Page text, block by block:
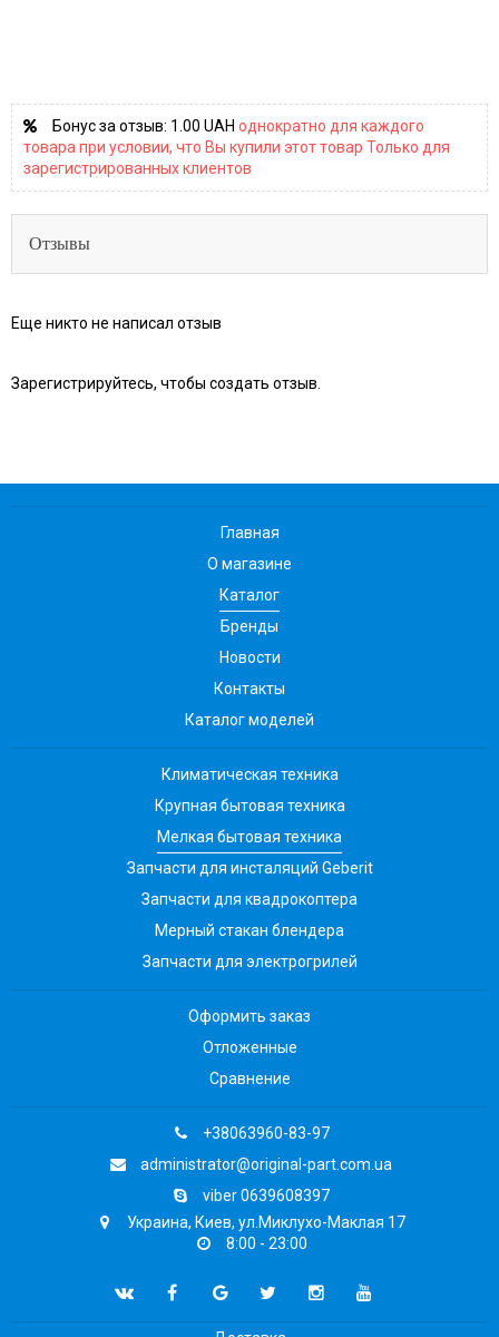
Бонус за отзыв: 1.00 UAH однократно для каждого
товара при условии, что Вы купили этот товар Только для
зарегистрированных клиентов
Отзывы
Еще никто не написал отзыв
Зарегистрируйтесь, чтобы создать отзыв.
Главная
О магазине
Каталог
Бренды
Новости
Контакты
Каталог моделей
Климатическая техника
Крупная бытовая техника
Мелкая бытовая техника
Запчасти для инсталяций Geberit
Запчасти для квадрокоптера
Мерный стакан блендера
Запчасти для электрогрилей
Оформить заказ
Отложенные
Сравнение
+38063960-83-97
administrator@original-part.com.ua
viber 0639608397
Украина, Киев, ул.Миклухо-Маклая 17
8:00 - 23:00